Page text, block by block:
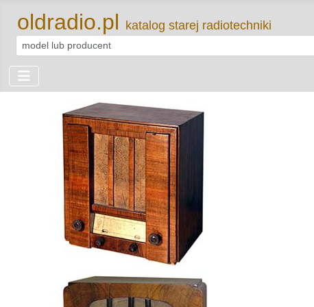
oldradio.pl katalog starej radiotechniki